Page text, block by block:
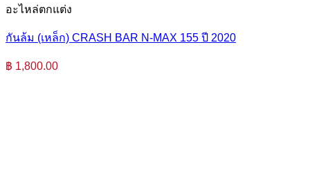
อะไหล่ตกแต่ง
กันล้ม (เหล็ก) CRASH BAR N-MAX 155 ปี 2020
฿ 1,800.00